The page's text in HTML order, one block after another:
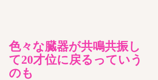
色々な臓器が共鳴共振し
て20才位に戻るっていう
のも